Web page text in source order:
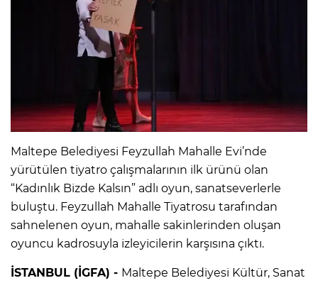
Maltepe Belediyesi Feyzullah Mahalle Evi’nde
yürütülen tiyatro çalışmalarının ilk ürünü olan
“Kadınlık Bizde Kalsın” adlı oyun, sanatseverlerle
buluştu. Feyzullah Mahalle Tiyatrosu tarafından
sahnelenen oyun, mahalle sakinlerinden oluşan
oyuncu kadrosuyla izleyicilerin karşısına çıktı.
İSTANBUL (İGFA) - Maltepe Belediyesi Kültür, Sanat